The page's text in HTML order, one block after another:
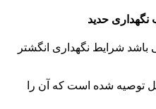
حدید
شرایط نگهداری انگشتر
توصیه شده است که آن را